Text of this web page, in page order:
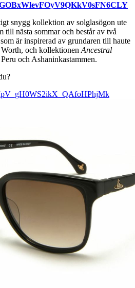
snygg kollektion av solglasögon ute
till nästa sommar och består av två
som är inspirerad av grundaren till haute
och kollektionen Ancestral
och Ashaninkastammen.